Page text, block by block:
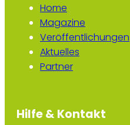
Home
Magazine
Veröffentlichungen
Aktuelles
Partner
Hilfe & Kontakt